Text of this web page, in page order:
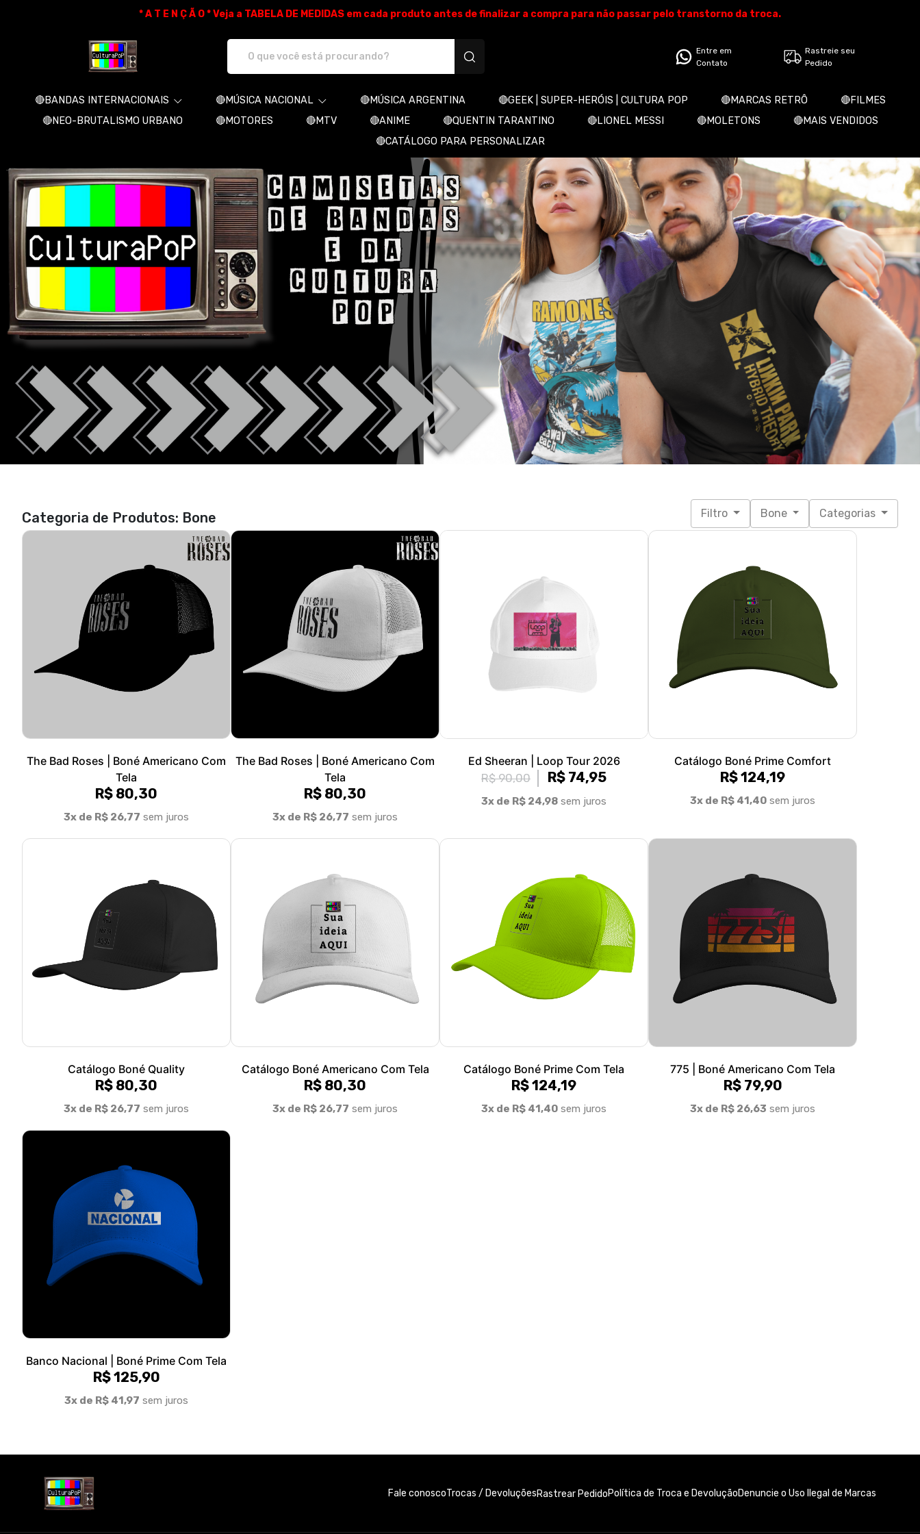
* A T E N Ç Ã O * Veja a TABELA DE MEDIDAS em cada produto antes de finalizar a compra para não passar pelo transtorno da troca.
Entre em
Contato
Rastreie seu
Pedido
🔴BANDAS INTERNACIONAIS 🔴MÚSICA NACIONAL 🔴MÚSICA ARGENTINA 🔴GEEK | SUPER-HERÓIS | CULTURA POP 🔴MARCAS RETRÔ
🔴FILMES
🔴NEO-BRUTALISMO URBANO
🔴MOTORES 🔴MTV 🔴ANIME 🔴QUENTIN TARANTINO 🔴LIONEL MESSI 🔴MOLETONS
🔴MAIS VENDIDOS
🔴CATÁLOGO PARA PERSONALIZAR
Categoria de Produtos: Bone Filtro Bone Categorias
The Bad Roses | Boné Americano Com
Tela
R$ 80,30
3x de R$ 26,77 sem juros
The Bad Roses | Boné Americano Com
Tela
R$ 80,30
3x de R$ 26,77 sem juros
Ed Sheeran | Loop Tour 2026
R$ 90,00
R$ 74,95
3x de R$ 24,98 sem juros
Catálogo Boné Prime Comfort
R$ 124,19
3x de R$ 41,40 sem juros
Catálogo Boné Quality
R$ 80,30
3x de R$ 26,77 sem juros
Catálogo Boné Americano Com Tela
R$ 80,30
3x de R$ 26,77 sem juros
Catálogo Boné Prime Com Tela
R$ 124,19
3x de R$ 41,40 sem juros
775 | Boné Americano Com Tela
R$ 79,90
3x de R$ 26,63 sem juros
Banco Nacional | Boné Prime Com Tela
R$ 125,90
3x de R$ 41,97 sem juros
Fale conoscoTrocas / DevoluçõesRastrear PedidoPolítica de Troca e DevoluçãoDenuncie o Uso Ilegal de Marcas